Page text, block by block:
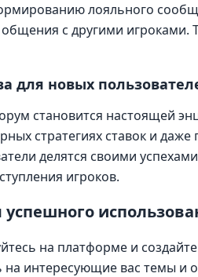
лояльного
общения с другими
для новых
становится настоящей
стратегиях ставок и
делятся своими
игроков.
успешного
на платформе и
интересующие вас темы и